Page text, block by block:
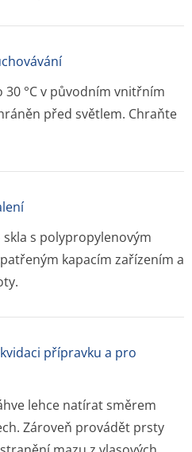
°C v původním vnitřním
před světlem. Chraňte
s polypropylenovým
kapacím zařízením a
přípravku a pro
lehce natírat směrem
Zároveň provádět prsty